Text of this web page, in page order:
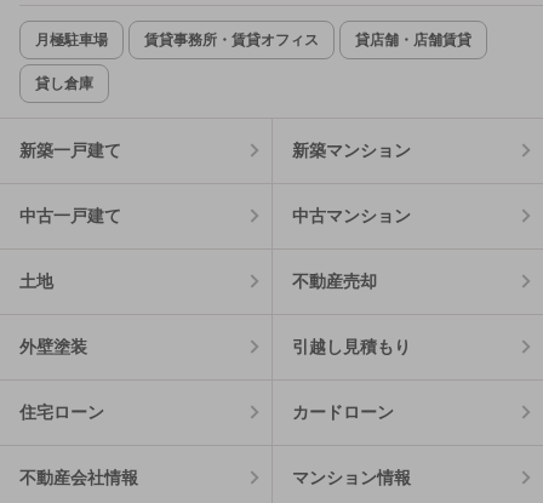
月極駐車場 賃貸事務所・賃貸オフィス 貸店舗・店舗賃貸
貸し倉庫
新築一戸建て 新築マンション
中古一戸建て 中古マンション
土地 不動産売却
外壁塗装 引越し見積もり
住宅ローン カードローン
不動産会社情報 マンション情報